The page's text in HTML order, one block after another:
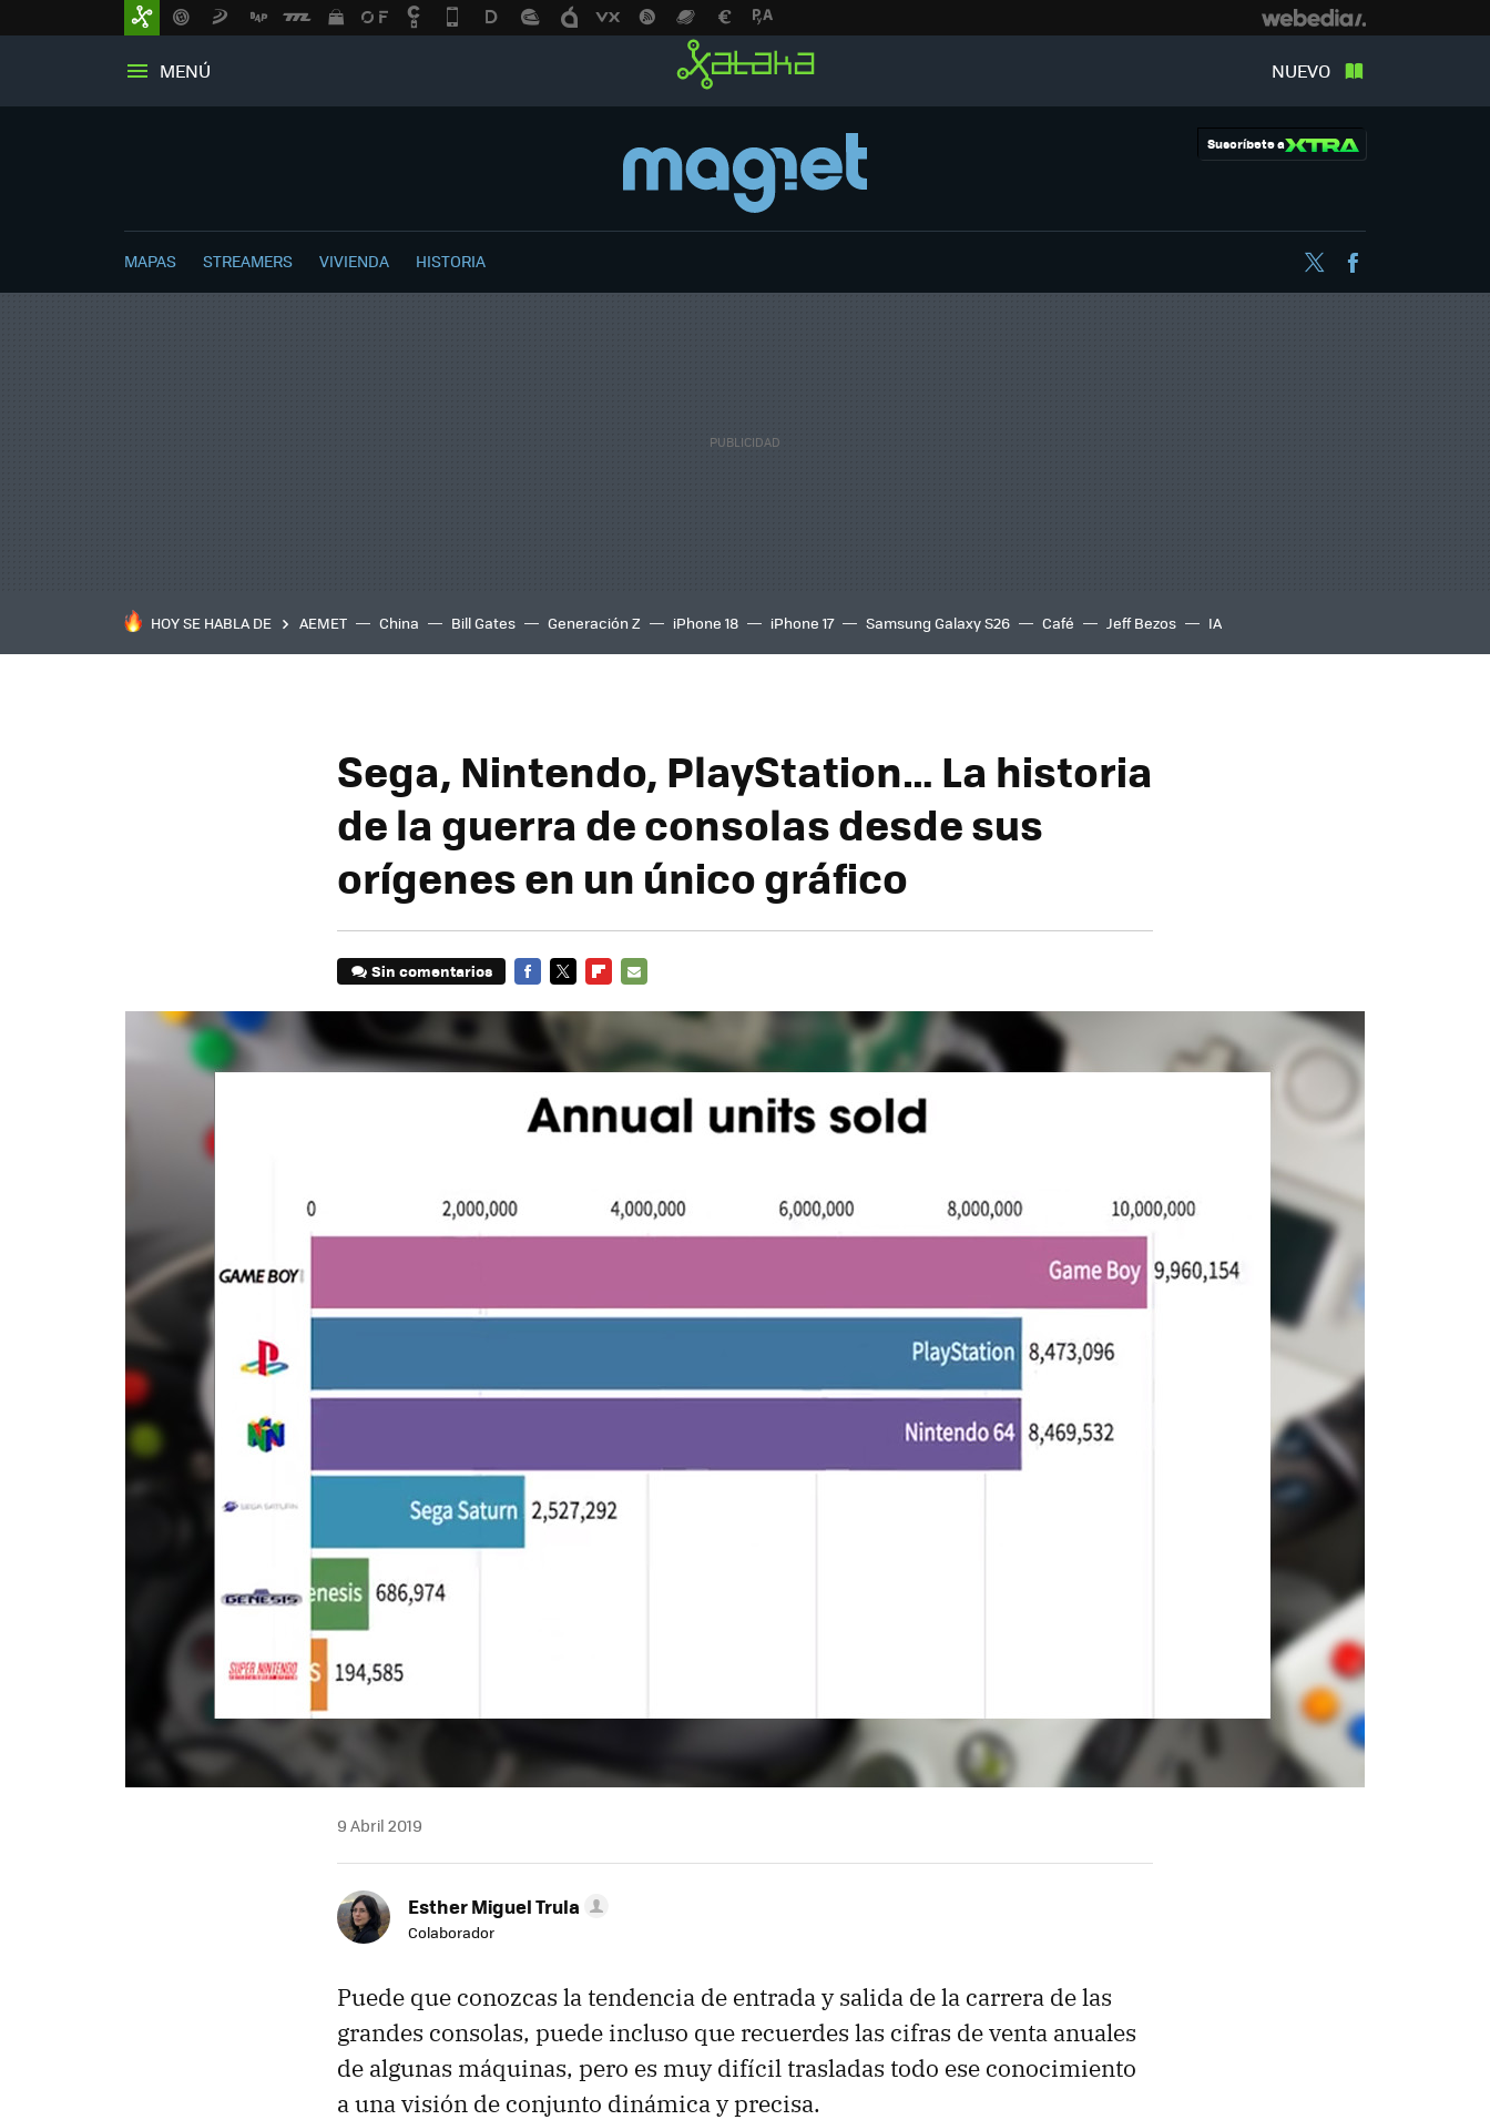
MENÚ NUEVO
Suscríbete a
MAPAS STREAMERS VIVIENDA HISTORIA Twitter
HOY SE HABLA DE AEMET China Bill Gates Generación Z iPhone 18 iPhone 17 Samsung Galaxy S26 Café Jeff Bezos IA
Sega, Nintendo, PlayStation… La historia
de la guerra de consolas desde sus
orígenes en un único gráfico
Sin comentarios
9 Abril 2019
Esther Miguel Trula
Colaborador
Puede que conozcas la tendencia de entrada y salida de la carrera de las
grandes consolas, puede incluso que recuerdes las cifras de venta anuales
de algunas máquinas, pero es muy difícil trasladas todo ese conocimiento
a una visión de conjunto dinámica y precisa.